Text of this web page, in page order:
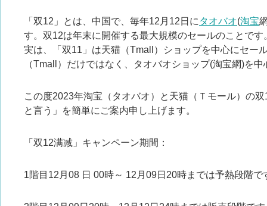
「双12」とは、中国で、毎年12月12日に タオバオ(淘宝
す。双12は年末に開催する最大規模のセールのことです
実は、「双11」は天猫（Tmall）ショップを中心にセー
（Tmall）だけではなく、タオバオショップ(淘宝網)を
この度2023年淘宝（タオバオ）と天猫（Ｔモール）の
と言う」を簡単にご案内申し上げます。
「双12满减」キャンペーン期間：
1階目12月08 日 00時～ 12月09日20時までは予熱段階で